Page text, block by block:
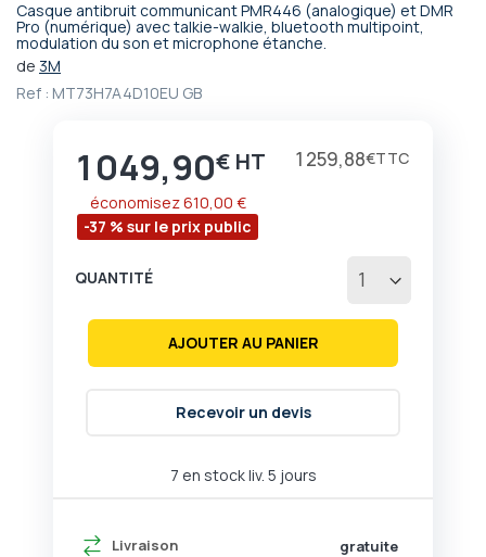
Casque antibruit communicant PMR446 (analogique) et DMR
Pro (numérique) avec talkie-walkie, bluetooth multipoint,
modulation du son et microphone étanche.
de 3M
Ref : MT73H7A4D10EU GB
Prix
1 049,90€ 1 259,88€
-37 % sur le prix public
économisez610,00 €
7 en stock liv. 5 jours
Livraison
gratuite
QUANTITÉ
AJOUTER AU PANIER
Recevoir un devis
Passer
au
début
de
d’images